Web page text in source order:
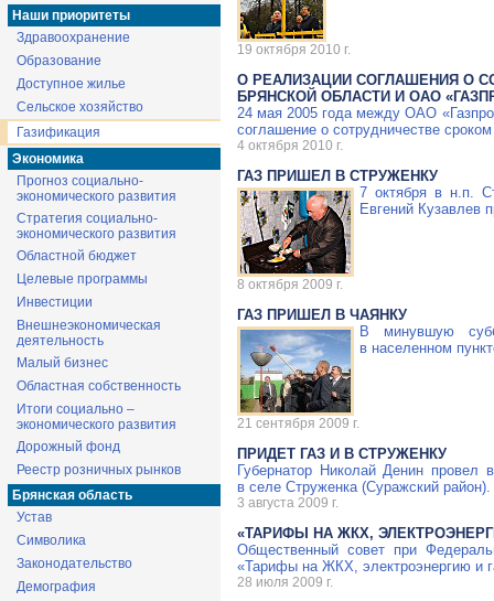
Наши приоритеты
Здравоохранение
Образование
Доступное жилье
Сельское хозяйство
Газификация
Экономика
Прогноз социально-
экономического развития
Стратегия социально-
экономического развития
Областной бюджет
Целевые программы
Инвестиции
Внешнеэкономическая
деятельность
Малый бизнес
Областная собственность
Итоги социально –
экономического развития
Дорожный фонд
Реестр розничных рынков
Брянская область
Устав
Символика
Законодательство
Демография
19 октября 2010 г.
О РЕАЛИЗАЦИИ СОГЛАШЕНИЯ О
БРЯНСКОЙ ОБЛАСТИ И ОАО
24 мая 2005 года междуОАО
соглашение о сотрудничестве
4 октября 2010 г.
ГАЗ ПРИШЕЛ В СТРУЖЕНКУ
7 октября в н.п.
Евгений Кузавлев
8 октября 2009 г.
ГАЗ ПРИШЕЛ В ЧАЯНКУ
В минувшую
в населенном
21 сентября 2009 г.
ПРИДЕТ ГАЗ И В СТРУЖЕНКУ
Губернатор Николай Денин провел
в селе Струженка (Суражский район).
3 августа 2009 г.
«ТАРИФЫ НА ЖКХ,
Общественный совет при
«Тарифы на ЖКХ, электроэнергию и
28 июля 2009 г.